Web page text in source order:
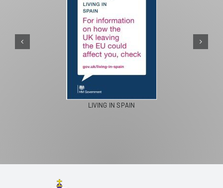
LIVING IN SPAIN